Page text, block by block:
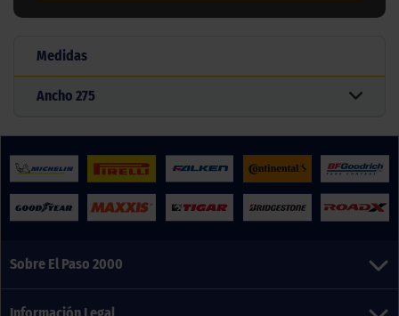
Medidas
Ancho 275
Sobre El Paso 2000